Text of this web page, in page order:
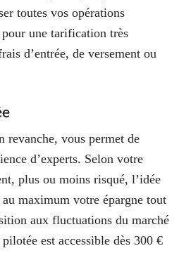
toutes vos opérations
une tarification très
d’entrée, de versement ou
revanche, vous permet de
d’experts. Selon votre
plus ou moins risqué, l’idée
maximum votre épargne tout
aux fluctuations du marché
est accessible dès 300 €